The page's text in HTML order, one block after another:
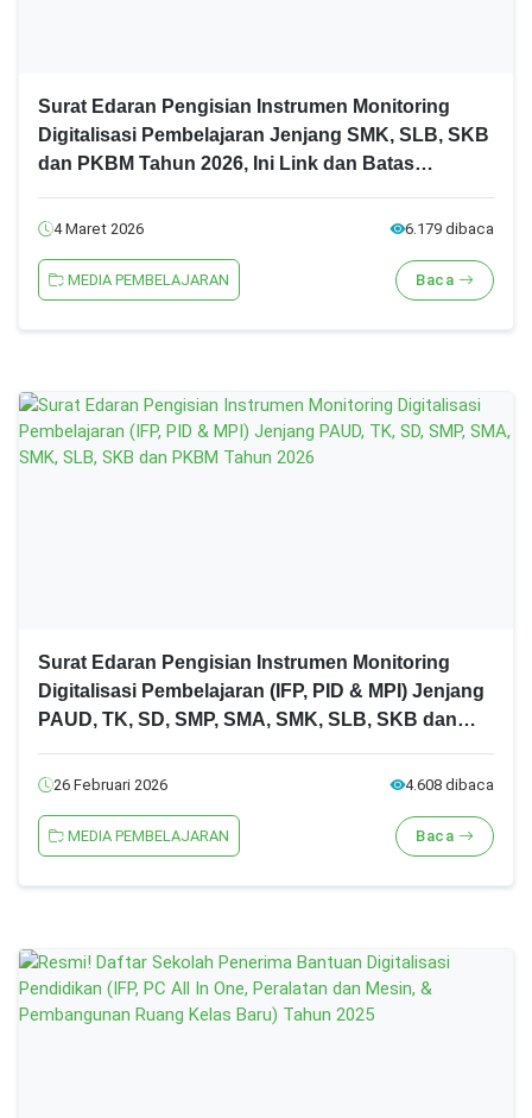
Surat Edaran Pengisian Instrumen Monitoring
Digitalisasi Pembelajaran Jenjang SMK, SLB, SKB
dan PKBM Tahun 2026, Ini Link dan Batas
4 Maret 2026 6.179 dibaca
MEDIA PEMBELAJARAN Baca
Surat Edaran Pengisian Instrumen Monitoring
Digitalisasi Pembelajaran (IFP, PID & MPI) Jenjang
PAUD, TK, SD, SMP, SMA, SMK, SLB, SKB dan
26 Februari 2026 4.608 dibaca
MEDIA PEMBELAJARAN Baca